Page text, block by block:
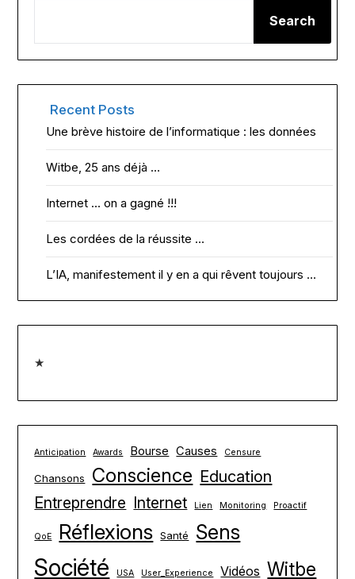
Search
Recent Posts
Une brève histoire de l’informatique : les données
Witbe, 25 ans déjà …
Internet … on a gagné !!!
Les cordées de la réussite …
L’IA, manifestement il y en a qui rêvent toujours …
★
Anticipation Awards Bourse Causes Censure
Chansons Conscience Education
Entreprendre Internet Lien Monitoring Proactif
QoE Réflexions Santé Sens
Société USA User_Experience Vidéos Witbe